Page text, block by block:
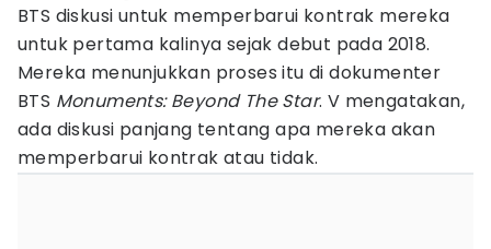
BTS diskusi untuk memperbarui kontrak mereka
untuk pertama kalinya sejak debut pada 2018.
Mereka menunjukkan proses itu di dokumenter
BTS Monuments: Beyond The Star. V mengatakan,
ada diskusi panjang tentang apa mereka akan
memperbarui kontrak atau tidak.